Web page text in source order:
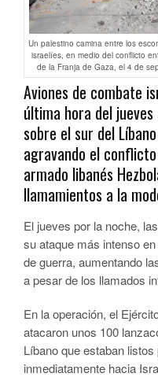
Un palestino camina entre los
israelíes, en medio del conflicto
de la Franja de Gaza, el 4 de
Aviones de combate
última hora del
sobre el sur del
agravando el
armado libanés
llamamientos a la
El jueves por la noche,
su ataque más intenso
de guerra, aumentando
a pesar de los llamados
En la operación, el
atacaron unos 100
Líbano que estaban
inmediatamente hacia